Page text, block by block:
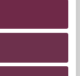
la tua vettura
con